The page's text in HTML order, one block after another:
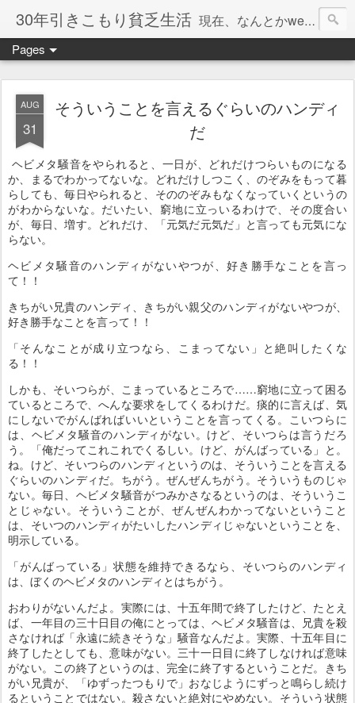
30年引きこもり貧乏生活 現在、なんとかweb系の仕事で食べています。このブログで扱う問題は「この世とはなにか」「人生とはなにか」「人間とはなにか」「強迫神経症の原因と解決法」「うつ病の原因と寄り添う方法」「家族の問題」などについてです。
Pages
AUG
31
そういうことを言えるぐらいのハンディ
だ
ヘビメタ騒音をやられると、一日が、どれだけつらいものになる
か、まるでわかってないな。どれだけしつこく、のぞみをもって暮
らしても、毎日やられると、そののぞみもなくなっていくというの
がわからないな。だいたい、窮地に立っいるわけで、その度合い
が、毎日、増す。どれだけ、「元気だ元気だ」と言っても元気にな
らない。
ヘビメタ騒音のハンディがないやつが、好き勝手なことを言っ
て！！
きちがい兄貴のハンディ、きちがい親父のハンディがないやつが、
好き勝手なことを言って！！
「そんなことが成り立つなら、こまってない」と絶叫したくな
る！！
しかも、そいつらが、こまっているところで……窮地に立って困る
ているところで、へんな要求をしてくるわけだ。痰的に言えば、気
にしないでがんばればいいということを言ってくる。こいつらに
は、ヘビメタ騒音のハンディがない。けど、そいつらは言うだろ
う。「俺だってこれこれでくるしい。けど、がんばっている」と。
ね。けど、そいつらのハンディというのは、そういうことを言える
ぐらいのハンディだ。ちがう。ぜんぜんちがう。そういうものじゃ
ない。毎日、ヘビメタ騒音がつみかさなるというのは、そういうこ
とじゃない。そういうことが、ぜんぜんわかってないということ
は、そいつのハンディがたいしたハンディじゃないということを、
明示している。
「がんばっている」状態を維持できるなら、そいつらのハンディ
は、ぼくのヘビメタのハンディとはちがう。
おわりがないんだよ。実際には、十五年間で終了したけど、たとえ
ば、一年目の三十日目の俺にとっては、ヘビメタ騒音は、兄貴を殺
さなければ「永遠に続きそうな」騒音なんだよ。実際、十五年目に
終了したとしても、意味がない。三十一日目に終了しなければ意味
がない。この終了というのは、完全に終了するということだ。きち
がい兄貴が、「ゆずったつもりで」おなじようにずっと鳴らし続け
るということではない。殺さないと絶対にやめない。そういう状態